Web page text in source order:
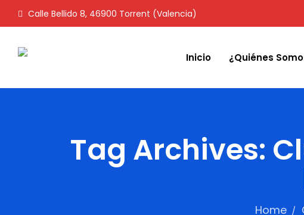
Calle Bellido 8, 46900 Torrent (Valencia)
Inicio ¿Quiénes
Tag Archives:
Home